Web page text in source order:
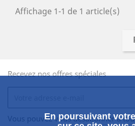
Affichage 1-1 de 1 article(s)
Recevez nos offres spéciales
Vous pouvez vous désabonner à
En poursuivant